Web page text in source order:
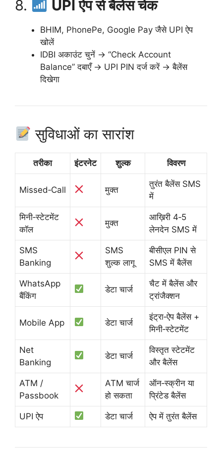
8. UPI ऐप से बैलेंस चेक
BHIM, PhonePe, Google Pay जैसे UPI ऐप
खोलें
IDBI अकाउंट चुनें → “Check Account
Balance” दबाएँ → UPI PIN दर्ज करें → बैलेंस
दिखेगा
सुविधाओं का सारांश
तरीका इंटरनेट शुल्क विवरण
Missed‑Call मुक्त
तुरंत बैलेंस SMS
में
मिनी‑स्टेटमेंट
कॉल
मुक्त
आख़िरी 4‑5
लेनदेन SMS में
SMS
Banking
SMS
शुल्क लागू
बीसीएल PIN से
SMS में बैलेंस
WhatsApp
बैंकिंग
डेटा चार्ज
चैट में बैलेंस और
ट्रांजैक्शन
Mobile App डेटा चार्ज
इंट्रा‑ऐप बैलेंस +
मिनी‑स्टेटमेंट
Net
Banking
डेटा चार्ज
विस्तृत स्टेटमेंट
और बैलेंस
ATM /
Passbook
ATM चार्ज
हो सकता
ऑन‑स्क्रीन या
प्रिंटेड बैलेंस
UPI ऐप डेटा चार्ज ऐप में तुरंत बैलेंस